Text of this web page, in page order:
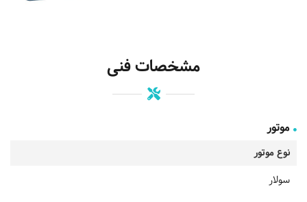
مشخصات فنی
موتور
نوع موتور
سولار